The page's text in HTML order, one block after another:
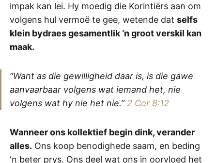
impak kan lei. Hy moedig die Korintiërs aan om
volgens hul vermoë te gee, wetende dat selfs
klein bydraes gesamentlik ‘n groot verskil kan
maak.
“Want as die gewilligheid daar is, is die gawe
aanvaarbaar volgens wat iemand het, nie
volgens wat hy nie het nie.” 2 Cor 8:12
Wanneer ons kollektief begin dink, verander
alles. Ons koop benodighede saam, en beding
‘n beter prys. Ons deel wat ons in oorvloed het